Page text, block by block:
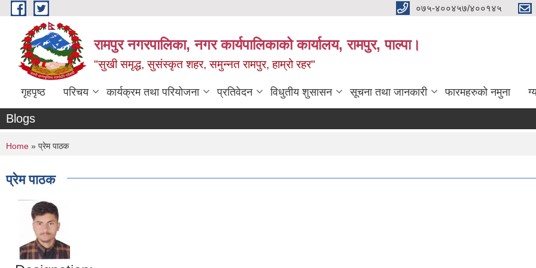
Skip to main content ०७५-४००४५७/४००१४५
रामपुर नगरपालिका, नगर कार्यपालिकाको कार्यालय, रामपुर, पाल्पा।
"सुखी समृद्ध, सुसंस्कृत शहर, समुन्नत रामपुर, हाम्रो रहर"
गृहपृष्ठ परिचय कार्यक्रम तथा परियोजना प्रतिवेदन विधुतीय शुसासन सूचना तथा जानकारी फारमहरुको नमुना
Blogs
You are here
Home » प्रेम पाठक
प्रेम पाठक